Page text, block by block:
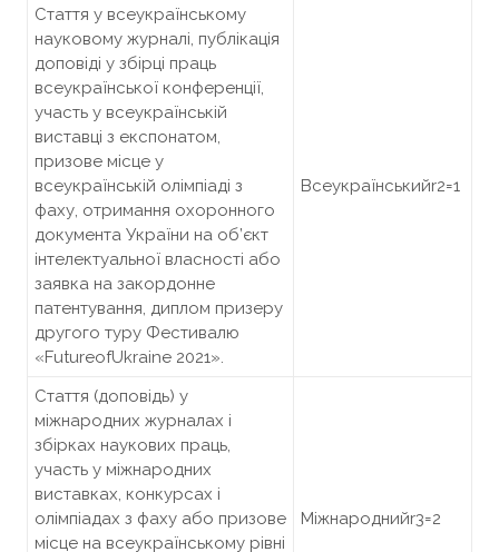
Стаття у всеукраїнському
науковому журналі, публікація
доповіді у збірці праць
всеукраїнської конференції,
участь у всеукраїнській
виставці з експонатом,
призове місце у
всеукраїнській олімпіаді з
фаху, отримання охоронного
документа України на об’єкт
інтелектуальної власності або
заявка на закордонне
патентування, диплом призеру
другого туру Фестивалю
«FutureofUkraine 2021».
Всеукраїнськийr2=1
Стаття (доповідь) у
міжнародних журналах і
збірках наукових праць,
участь у міжнародних
виставках, конкурсах і
олімпіадах з фаху або призове
місце на всеукраїнському рівні
Міжнароднийr3=2